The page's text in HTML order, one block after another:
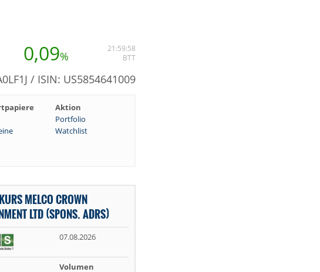
0,09%
21:59:58
BTT
/ ISIN: US5854641009
Aktion
Portfolio
Watchlist
MELCO CROWN
LTD (SPONS. ADRS)
07.08.2026
Volumen